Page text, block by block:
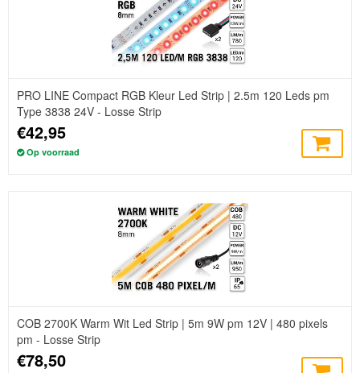
PRO LINE Compact RGB Kleur Led Strip | 2.5m 120 Leds pm
Type 3838 24V - Losse Strip
€42,95
Op voorraad
COB 2700K Warm Wit Led Strip | 5m 9W pm 12V | 480 pixels
pm - Losse Strip
€78,50